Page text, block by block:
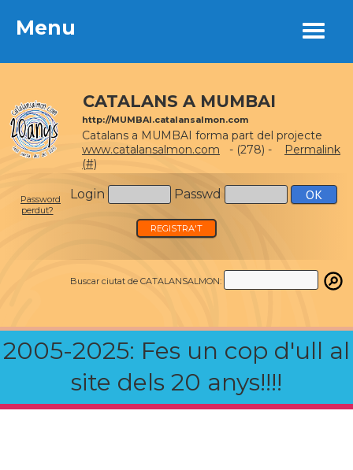
Menu
CATALANS A MUMBAI
http://MUMBAI.catalansalmon.com
Catalans a MUMBAI forma part del projecte
www.catalansalmon.com - (278) -
Permalink
(#)
Login Passwd
Password
perdut?
REGISTRA'T
Buscar ciutat de CATALANSALMON:
2005-2025: Fes un cop d'ull al
site dels 20 anys!!!!
Menu